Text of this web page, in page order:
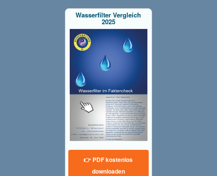
Wasserfilter Vergleich
2025
👉 PDF kostenlos
downloaden